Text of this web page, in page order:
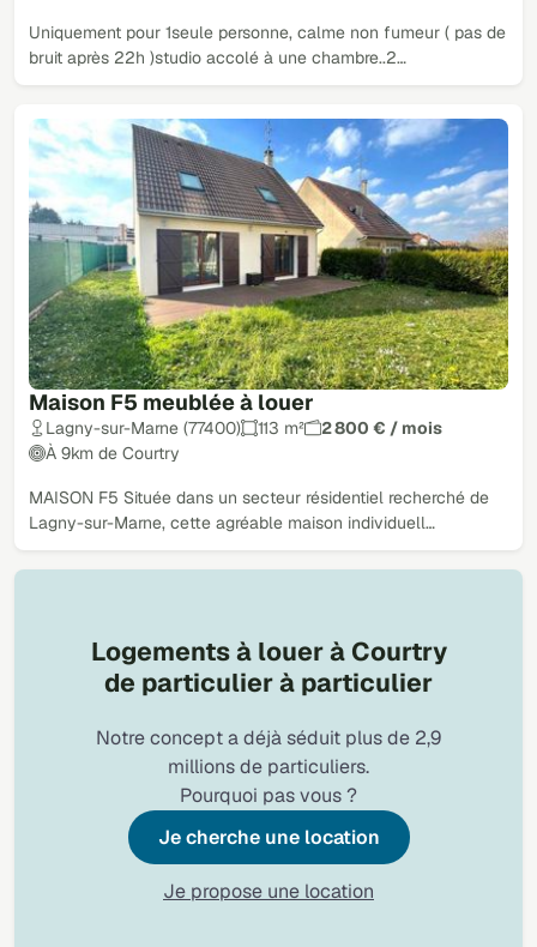
Uniquement pour 1seule personne, calme non fumeur ( pas de
bruit après 22h )studio accolé à une chambre..2…
Maison F5 meublée à louer
Lagny-sur-Marne (77400) 113 m²
2 800 € / mois
À 9km de Courtry
MAISON F5 Située dans un secteur résidentiel recherché de
Lagny-sur-Marne, cette agréable maison individuell…
Logements à louer à Courtry
de particulier à particulier
Notre concept a déjà séduit plus de 2,9
millions de particuliers.
Pourquoi pas vous ?
Je cherche une location
Je propose une location